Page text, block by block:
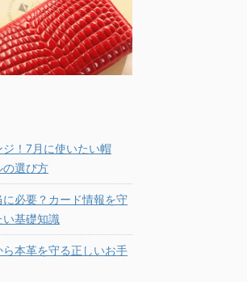
！7月に使いたい帽
の選び方
必要？カード情報を守
い基礎知識
本革を守る正しいお手